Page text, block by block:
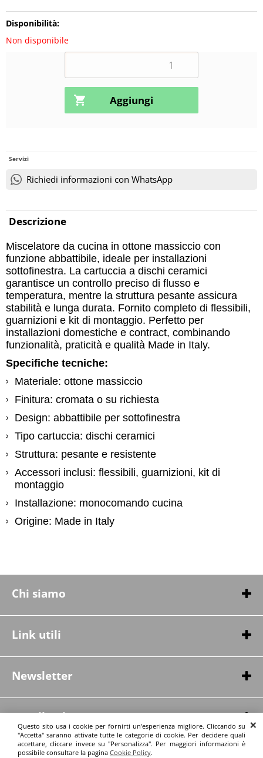
Questo sito usa i cookie per fornirti un'esperienza migliore. Cliccando su
"Accetta" saranno attivate tutte le categorie di cookie. Per decidere quali
accettare, cliccare invece su "Personalizza". Per maggiori informazioni è
possibile consultare la pagina Cookie Policy.
Disponibilità:
Non disponibile
Servizi
Richiedi informazioni con WhatsApp
Descrizione
Miscelatore da cucina in ottone massiccio con
funzione abbattibile, ideale per installazioni
sottofinestra. La cartuccia a dischi ceramici
garantisce un controllo preciso di flusso e
temperatura, mentre la struttura pesante assicura
stabilità e lunga durata. Fornito completo di flessibili,
guarnizioni e kit di montaggio. Perfetto per
installazioni domestiche e contract, combinando
funzionalità, praticità e qualità Made in Italy.
Specifiche tecniche:
Materiale: ottone massiccio
Finitura: cromata o su richiesta
Design: abbattibile per sottofinestra
Tipo cartuccia: dischi ceramici
Struttura: pesante e resistente
Accessori inclusi: flessibili, guarnizioni, kit di
montaggio
Installazione: monocomando cucina
Origine: Made in Italy
Chi siamo
Link utili
Privacy Policy
Politica di recesso
Informazioni pre-contrattual
Garanzia legale per difetto di conformità
Legge applicabile e foro competente
Newsletter
Cavalli srl
Via dei Rovedi 31-33
20010 Pregnana M.se, MI, Italia
© Cavalli srl